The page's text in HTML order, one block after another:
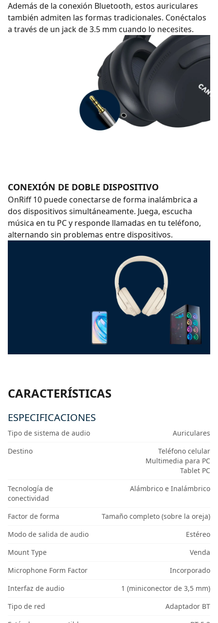
Además de la conexión Bluetooth, estos auriculares
también admiten las formas tradicionales. Conéctalos
a través de un jack de 3.5 mm cuando lo necesites.
CONEXIÓN DE DOBLE DISPOSITIVO
OnRiff 10 puede conectarse de forma inalámbrica a
dos dispositivos simultáneamente. Juega, escucha
música en tu PC y responde llamadas en tu teléfono,
alternando sin problemas entre dispositivos.
CARACTERÍSTICAS
ESPECIFICACIONES
Tipo de sistema de audio
Auriculares
Destino
Teléfono celular
Multimedia para PC
Tablet PC
Tecnología de
conectividad
Alámbrico e Inalámbrico
Factor de forma
Tamaño completo (sobre la oreja)
Modo de salida de audio
Estéreo
Mount Type
Venda
Microphone Form Factor
Incorporado
Interfaz de audio
1 (miniconector de 3,5 mm)
Tipo de red
Adaptador BT